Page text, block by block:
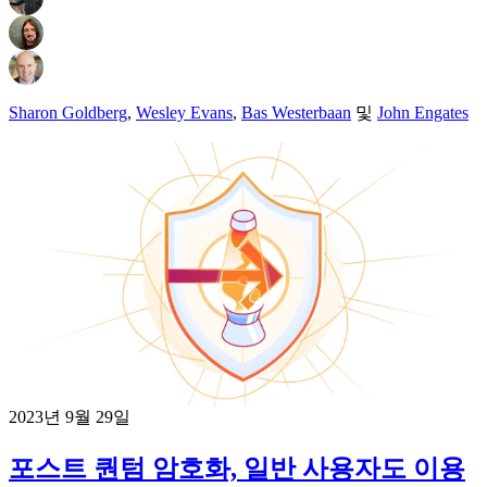
Sharon Goldberg, Wesley Evans, Bas Westerbaan 및 John Engates
2023년 9월 29일
포스트 퀀텀 암호화, 일반 사용자도 이용